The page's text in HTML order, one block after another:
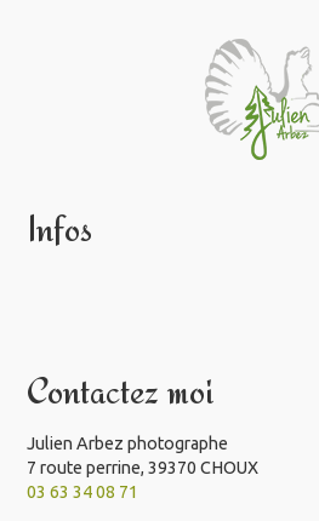
Infos
Contactez moi
Julien Arbez photographe
7 route perrine, 39370 CHOUX
03 63 34 08 71